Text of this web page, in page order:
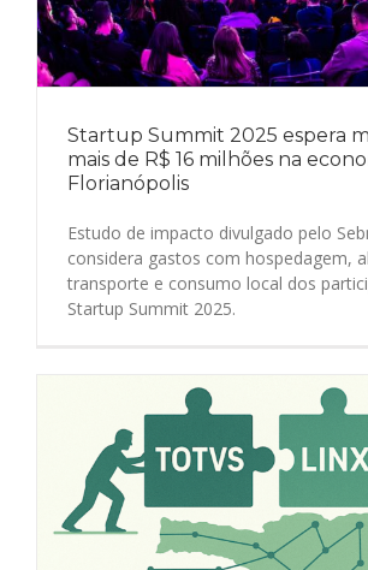
Startup Summit 2025 espera
mais de R$ 16 milhões na
Florianópolis
Estudo de impacto divulgado pelo
considera gastos com hospedagem,
transporte e consumo local dos
Startup Summit 2025.